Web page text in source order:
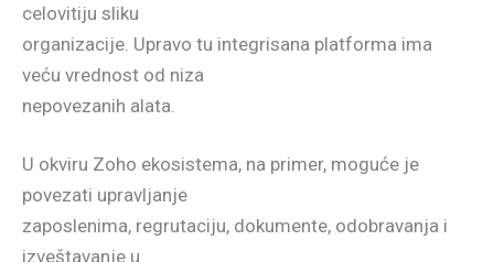
celovitiju sliku
organizacije. Upravo tu integrisana platforma ima
veću vrednost od niza
nepovezanih alata.
U okviru Zoho ekosistema, na primer, moguće je
povezati upravljanje
zaposlenima, regrutaciju, dokumente, odobravanja i
izveštavanje u